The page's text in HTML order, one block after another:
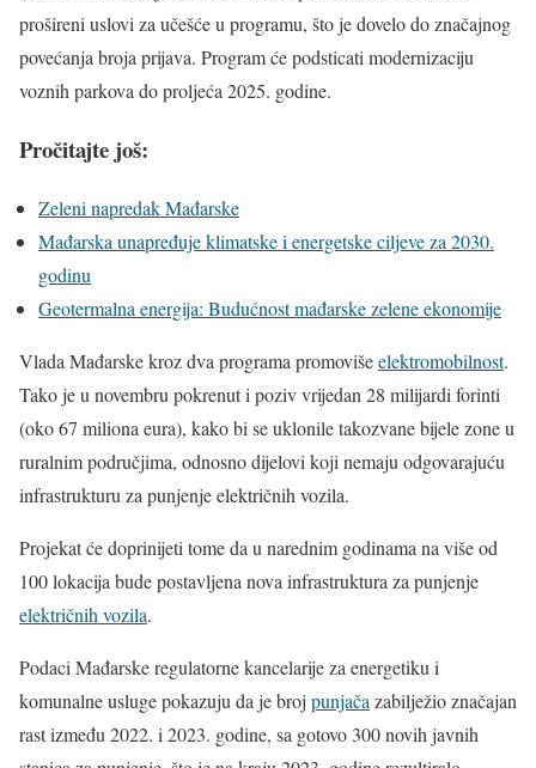
prošireni uslovi za učešće u programu, što je dovelo do značajnog
povećanja broja prijava. Program će podsticati modernizaciju
voznih parkova do proljeća 2025. godine.
Pročitajte još:
Zeleni napredak Mađarske
Mađarska unapređuje klimatske i energetske ciljeve za 2030.
godinu
Geotermalna energija: Budućnost mađarske zelene ekonomije
Vlada Mađarske kroz dva programa promovišeelektromobilnost.
Tako je u novembru pokrenut i poziv vrijedan 28 milijardi forinti
(oko 67 miliona eura), kako bi se uklonile takozvane bijele zone u
ruralnim područjima, odnosno dijelovi koji nemaju odgovarajuću
infrastrukturu za punjenje električnih vozila.
Projekat će doprinijeti tome da u narednim godinama na više od
100 lokacija bude postavljena nova infrastruktura za punjenje
električnih vozila.
Podaci Mađarske regulatorne kancelarije za energetiku i
komunalne usluge pokazuju da je broj punjača zabilježio značajan
rast između 2022. i 2023. godine, sa gotovo 300 novih javnih